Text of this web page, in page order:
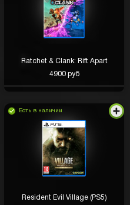
Ratchet & Clank: Rift Apart
4900 руб
Есть в наличии
Resident Evil Village (PS5)